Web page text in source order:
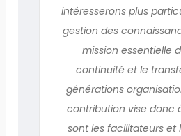
intéresserons plus
gestion des
mission essentielle
continuité et le
générations
contribution vise donc
sont les facilitateurs et